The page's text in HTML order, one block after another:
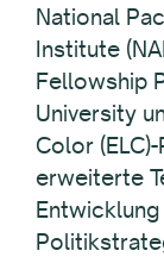
National
Institute
Fellowship
University
Color
erweiterte